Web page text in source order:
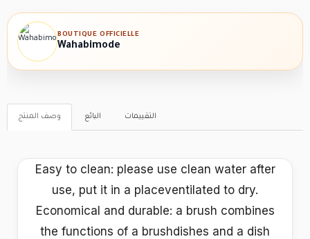
BOUTIQUE OFFICIELLE
Wahabimode
وصف المنتج البائع التقييمات
Easy to clean: please use clean water after
use, put it in a placeventilated to dry.
Economical and durable: a brush combines
the functions of a brushdishes and a dish